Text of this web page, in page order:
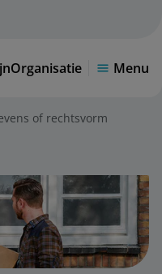
Menu
of rechtsvorm